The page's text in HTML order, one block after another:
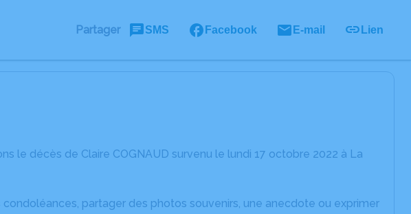
Partager SMS Facebook E-mail Lien
le décès de Claire COGNAUD survenu le lundi 17 octobre 2022 à La
partager des photos souvenirs, une anecdote ou exprimer